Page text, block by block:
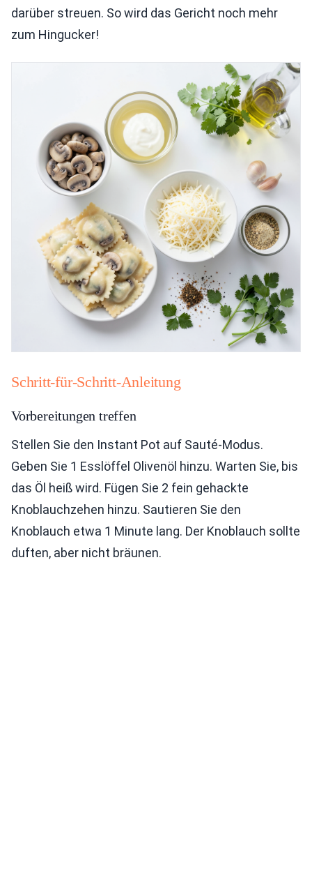
darüber streuen. So wird das Gericht noch mehr
zum Hingucker!
Schritt-für-Schritt-Anleitung
Vorbereitungen treffen
Stellen Sie den Instant Pot auf Sauté-Modus.
Geben Sie 1 Esslöffel Olivenöl hinzu. Warten Sie, bis
das Öl heiß wird. Fügen Sie 2 fein gehackte
Knoblauchzehen hinzu. Sautieren Sie den
Knoblauch etwa 1 Minute lang. Der Knoblauch sollte
duften, aber nicht bräunen.